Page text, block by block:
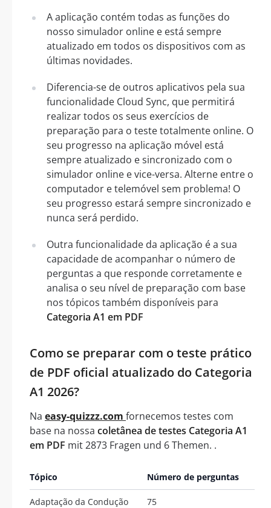
A aplicação contém todas as funções do
nosso simulador online e está sempre
atualizado em todos os dispositivos com as
últimas novidades.
Diferencia-se de outros aplicativos pela sua
funcionalidade Cloud Sync, que permitirá
realizar todos os seus exercícios de
preparação para o teste totalmente online. O
seu progresso na aplicação móvel está
sempre atualizado e sincronizado com o
simulador online e vice-versa. Alterne entre o
computador e telemóvel sem problema! O
seu progresso estará sempre sincronizado e
nunca será perdido.
Outra funcionalidade da aplicação é a sua
capacidade de acompanhar o número de
perguntas a que responde corretamente e
analisa o seu nível de preparação com base
nos tópicos também disponíveis para
Categoria A1 em PDF
Como se preparar com o teste prático
de PDF oficial atualizado do Categoria
A1 2026?
Na easy-quizzz.com fornecemos testes com
base na nossa coletânea de testes Categoria A1
em PDF mit 2873 Fragen und 6 Themen. .
Tópico Número de perguntas
Adaptação da Condução
75